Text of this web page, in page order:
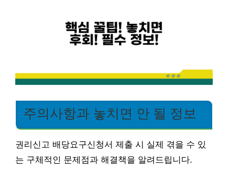
주의사항과 놓치면 안 될 정보
권리신고 배당요구신청서 제출 시 실제 겪을 수 있
는 구체적인 문제점과 해결책을 알려드립니다.